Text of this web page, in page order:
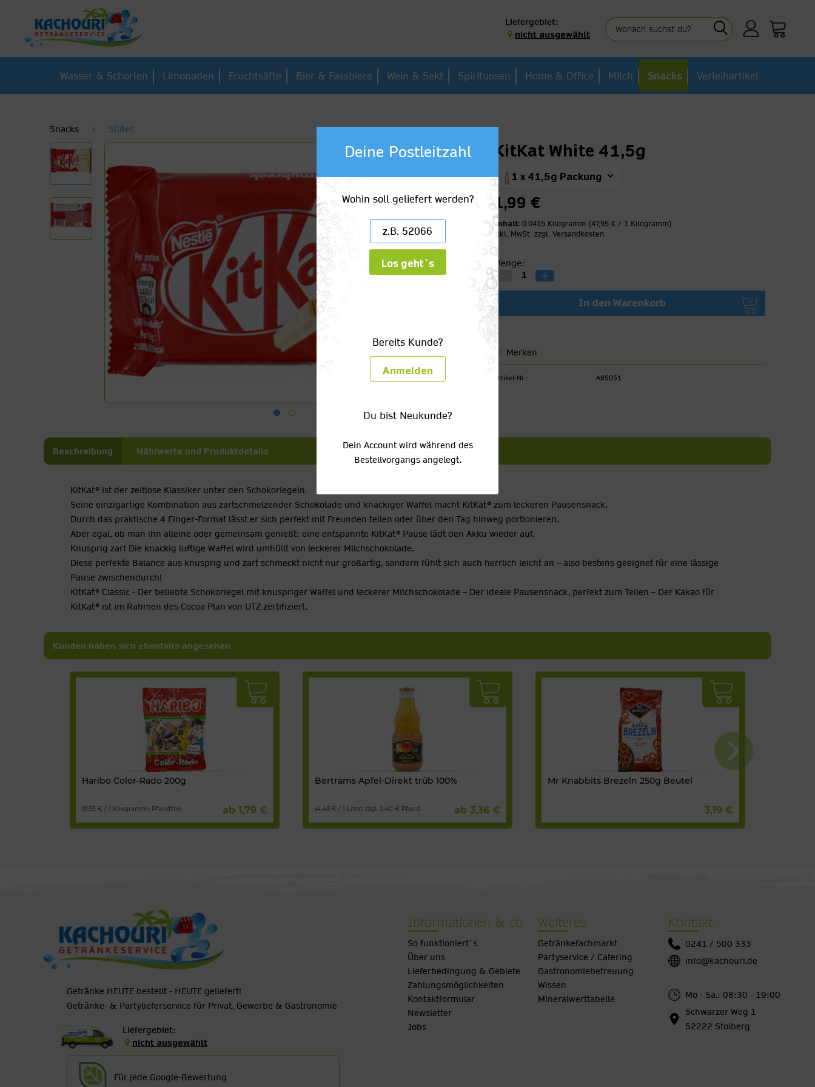
Liefergebiet:
nicht ausgewählt
Wasser & Schorlen Limonaden Fruchtsäfte Bier & Fassbiere Wein & Sekt Spirituosen Home & Office Milch Snacks Verleihartikel
Snacks Süßes
KitKat White 41,5g
1 x 41,5g Packung
1,99 €
Inhalt: 0.0415 Kilogramm (47,95 € / 1 Kilogramm)
inkl. MwSt. zzgl. Versandkosten
Menge:
In den Warenkorb
Merken
Artikel-Nr.: A85051
Beschreibung Nährwerte und Produktdetails
KitKat® ist der zeitlose Klassiker unter den Schokoriegeln.
Seine einzigartige Kombination aus zartschmelzender Schokolade und knackiger Waffel macht KitKat® zum leckeren Pausensnack.
Durch das praktische 4 Finger-Format lässt er sich perfekt mit Freunden teilen oder über den Tag hinweg portionieren.
Aber egal, ob man ihn alleine oder gemeinsam genießt: eine entspannte KitKat® Pause lädt den Akku wieder auf.
Knusprig zart Die knackig luftige Waffel wird umhüllt von leckerer Milchschokolade.
Diese perfekte Balance aus knusprig und zart schmeckt nicht nur großartig, sondern fühlt sich auch herrlich leicht an – also bestens geeignet für eine lässige
Pause zwischendurch!
KitKat® Classic - Der beliebte Schokoriegel mit knuspriger Waffel und leckerer Milchschokolade – Der ideale Pausensnack, perfekt zum Teilen – Der Kakao für
KitKat® ist im Rahmen des Cocoa Plan von UTZ zertifiziert.
Kunden haben sich ebenfalls angesehen
Haribo Color-Rado 200g
(8,95 € / 1 Kilogramm) Pfandfrei ab 1,79 €
Bertrams Apfel-Direkt trüb 100%
(4,48 € / 1 Liter) zzgl. 2,40 € Pfand ab 3,36 €
Mr Knabbits Brezeln 250g Beutel
3,19 €
Getränke HEUTE bestellt - HEUTE geliefert!
Getränke- & Partylieferservice für Privat, Gewerbe & Gastronomie
Liefergebiet:
nicht ausgewählt
Für jede Google-Bewertung
Informationen & co
So funktioniert´s
Über uns
Lieferbedingung & Gebiete
Zahlungsmöglichkeiten
Kontaktformular
Newsletter
Jobs
Weiteres
Getränkefachmarkt
Partyservice / Catering
Gastronomiebetreuung
Wissen
Mineralwerttabelle
Kontakt
0241 / 500 333
info@kachouri.de
Mo - Sa.: 08:30 - 19:00
Schwarzer Weg 1
52222 Stolberg
Deine Postleitzahl
Wohin soll geliefert werden?
Los geht`s
Bereits Kunde?
Anmelden
Du bist Neukunde?
Dein Account wird während des
Bestellvorgangs angelegt.